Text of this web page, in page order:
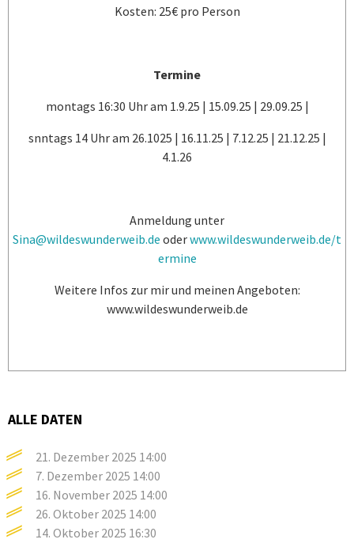
Kosten: 25€ pro Person
Termine
montags 16:30 Uhr am 1.9.25 | 15.09.25 | 29.09.25 |
snntags 14 Uhr am 26.1025 | 16.11.25 | 7.12.25 | 21.12.25 |
4.1.26
Anmeldung unter
Sina@wildeswunderweib.de oderwww.wildeswunderweib.de/t
ermine
Weitere Infos zur mir und meinen Angeboten:
www.wildeswunderweib.de
ALLE DATEN
21. Dezember 2025 14:00
7. Dezember 2025 14:00
16. November 2025 14:00
26. Oktober 2025 14:00
14. Oktober 2025 16:30